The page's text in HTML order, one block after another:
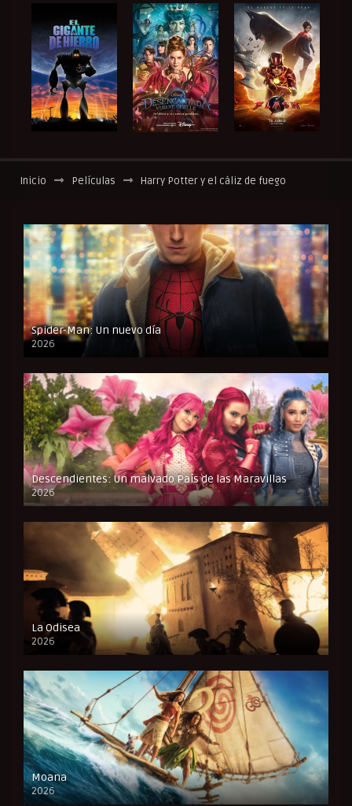
Inicio Películas Harry Potter y el cáliz de fuego
Spider-Man: Un nuevo día
2026
CAM
Descendientes: Un malvado País de las Maravillas
2026
FULL HD
La Odisea
2026
Moana
2026
CAM